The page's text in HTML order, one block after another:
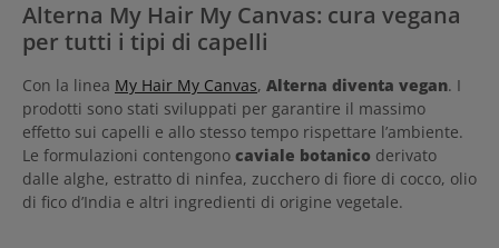
con un asciugamano. Massaggiare una piccola quantità di
conditioner sul palmo delle mani e distribuirlo in modo uniforme
sui capelli. Lasciare in posa da 2 a 3 minuti e risciacquare
Alterna My Hair My Canvas: cura vegana
per tutti i tipi di capelli
Con la linea My Hair My Canvas, Alterna diventa vegan. I
prodotti sono stati sviluppati per garantire il massimo
effetto sui capelli e allo stesso tempo rispettare l’ambiente.
Le formulazioni contengono caviale botanico derivato
dalle alghe, estratto di ninfea, zucchero di fiore di cocco, olio
di fico d’India e altri ingredienti di origine vegetale.